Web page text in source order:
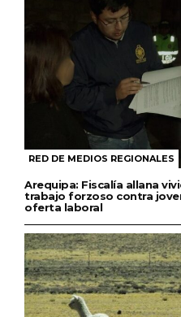
RED DE MEDIOS REGIONALES
Arequipa: Fiscalía allana
trabajo forzoso contra
oferta laboral